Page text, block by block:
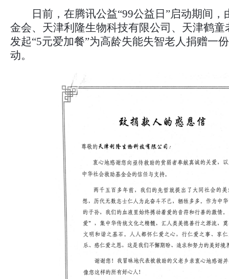
日前，在腾讯公益“99公益日”启动期间，
金会、天津利隆生物科技有限公司、天津鹤童
发起“5元爱加餐”为高龄失能失智老人捐赠一
动。